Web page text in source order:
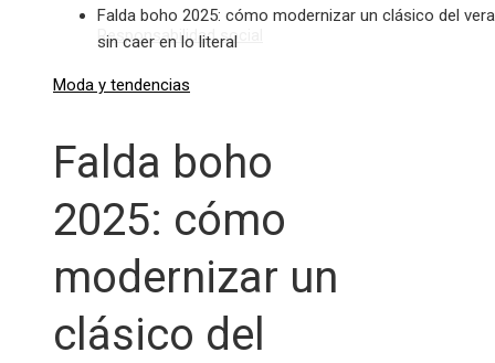
Responsabilidad social
Falda boho 2025: cómo modernizar un clásico del
sin caer en lo literal
Moda y tendencias
Falda boho
2025: cómo
modernizar un
clásico del